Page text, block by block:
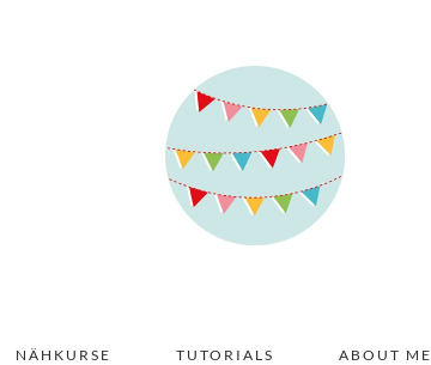
NÄHKURSE TUTORIALS ABOUT ME